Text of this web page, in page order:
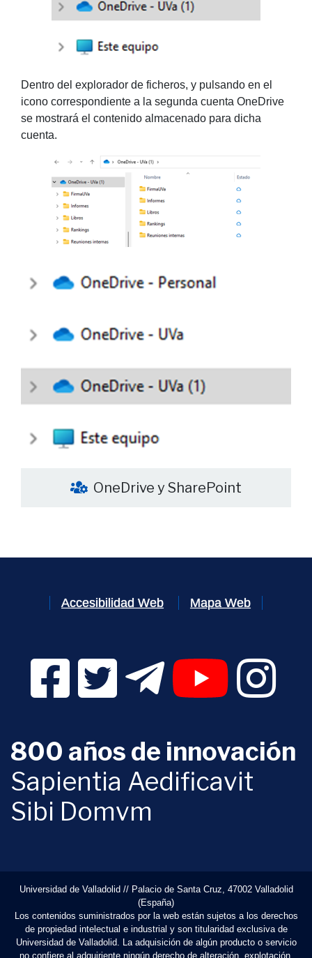
Dentro del explorador de ficheros, y pulsando en el
icono correspondiente a la segunda cuenta OneDrive
se mostrará el contenido almacenado para dicha
cuenta.
OneDrive y SharePoint
Accesibilidad Web Mapa Web
Facebook Digital UVa (se abrirá en una nueva
Twitter Digital UVa (se abrirá en una
Telegram Digital UVa (se
YouTube Digital
800 años de innovación
Sapientia Aedificavit
Sibi Domvm
Universidad de Valladolid // Palacio de Santa Cruz, 47002 Valladolid
(España)
Los contenidos suministrados por la web están sujetos a los derechos
de propiedad intelectual e industrial y son titularidad exclusiva de
Universidad de Valladolid. La adquisición de algún producto o servicio
no confiere al adquiriente ningún derecho de alteración, explotación,